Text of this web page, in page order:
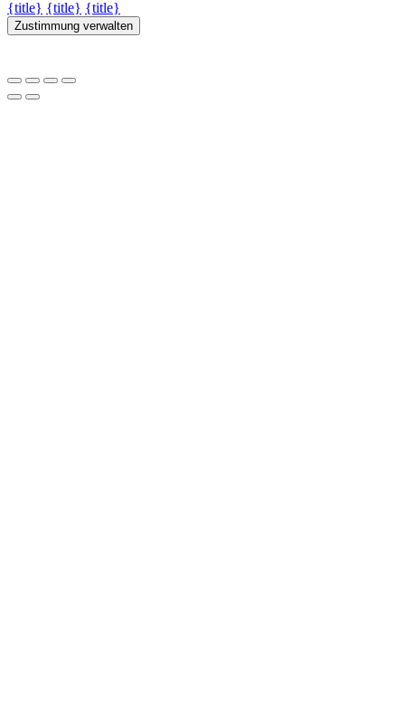
{title} {title} {title}
Zustimmung verwalten